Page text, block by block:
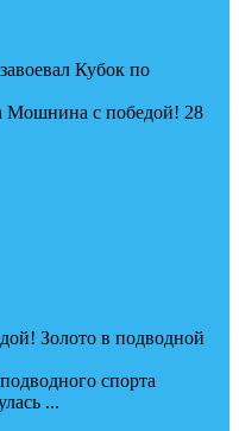
Кубок по
Мошнина с победой! 28
Золото в подводной
спорта
...